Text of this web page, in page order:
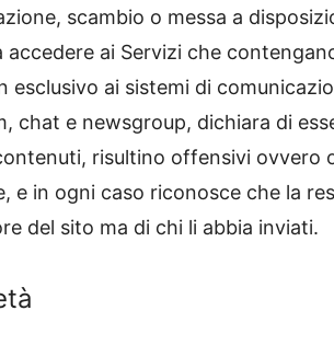
scambio o messa a
accedere ai Servizi che
esclusivo ai sistemi di
chat e newsgroup, dichiara di
risultino offensivi ovvero
e in ogni caso riconosce che la
del sito ma di chi li abbia inviati.